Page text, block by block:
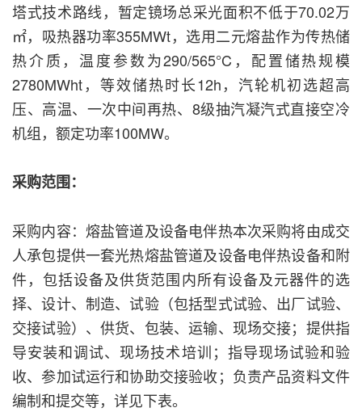
塔式技术路线，暂定镜场总采光面积不低于70.02万
㎡，吸热器功率355MWt，选用二元熔盐作为传热储
热介质，温度参数为290/565°C，配置储热规模
2780MWht，等效储热时长12h，汽轮机初选超高
压、高温、一次中间再热、8级抽汽凝汽式直接空冷
机组，额定功率100MW。
采购范围：
采购内容：熔盐管道及设备电伴热本次采购将由成交
人承包提供一套光热熔盐管道及设备电伴热设备和附
件，包括设备及供货范围内所有设备及元器件的选
择、设计、制造、试验（包括型式试验、出厂试验、
交接试验）、供货、包装、运输、现场交接；提供指
导安装和调试、现场技术培训；指导现场试验和验
收、参加试运行和协助交接验收；负责产品资料文件
编制和提交等，详见下表。